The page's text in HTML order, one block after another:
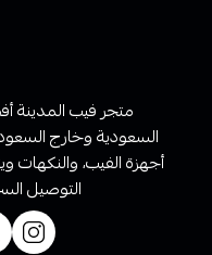
متجر فيب المدينة
السعودية وخارج
أجهزة الفيب، والنكهات
التوصيل